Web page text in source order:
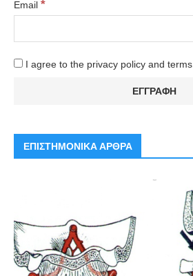
Email *
I agree to the privacy policy and terms.
ΕΠΙΣΤΗΜΟΝΙΚΑ ΑΡΘΡΑ